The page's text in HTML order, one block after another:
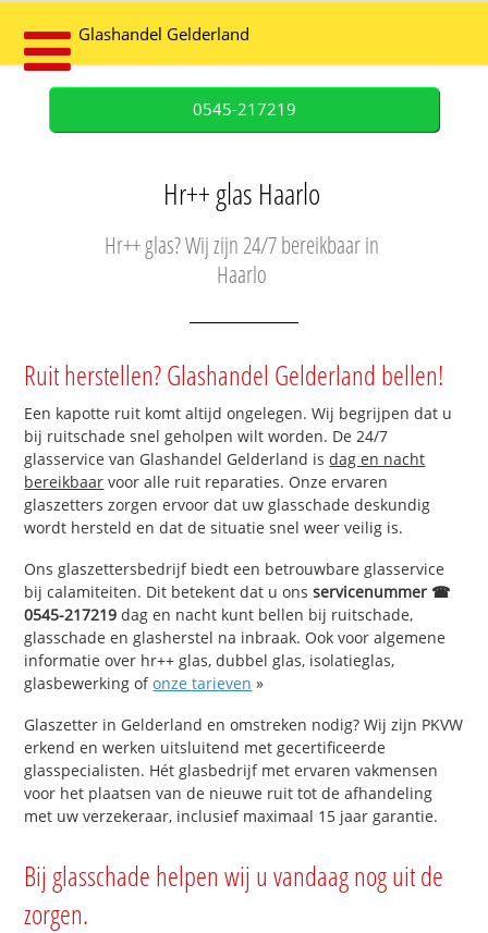
Glashandel Gelderland
0545-217219
Hr++ glas Haarlo
Hr++ glas? Wij zijn 24/7 bereikbaar in
Haarlo
Ruit herstellen? Glashandel Gelderland bellen!
Een kapotte ruit komt altijd ongelegen. Wij begrijpen dat u
bij ruitschade snel geholpen wilt worden. De 24/7
glasservice van Glashandel Gelderland isdag en nacht
bereikbaar voor alle ruit reparaties. Onze ervaren
glaszetters zorgen ervoor dat uw glasschade deskundig
wordt hersteld en dat de situatie snel weer veilig is.
Ons glaszettersbedrijf biedt een betrouwbare glasservice
bij calamiteiten. Dit betekent dat u onsservicenummer ☎
0545-217219 dag en nacht kunt bellen bij ruitschade,
glasschade en glasherstel na inbraak. Ook voor algemene
informatie over hr++ glas, dubbel glas, isolatieglas,
glasbewerking ofonze tarieven »
Glaszetter in Gelderland en omstreken nodig? Wij zijn PKVW
erkend en werken uitsluitend met gecertificeerde
glasspecialisten. Hét glasbedrijf met ervaren vakmensen
voor het plaatsen van de nieuwe ruit tot de afhandeling
met uw verzekeraar, inclusief maximaal 15 jaar garantie.
Bij glasschade helpen wij u vandaag nog uit de
zorgen.